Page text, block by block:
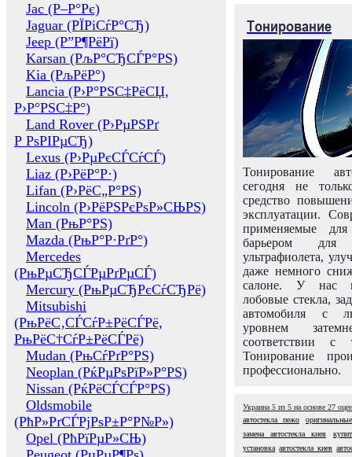
Jac (Р–Р°Рє)
Jaguar (РЇРіСѓР°СЂ)
Jeep (Р”Р¶РёРї)
Karsan (РљР°СЂСЃР°РЅ)
Kia (РљРёР°)
Lancia (Р›Р°РЅС‡РёСЏ,
Р›Р°РЅС‡Р°)
Land Rover (Р›РµРЅРґ
Р РѕРІРµСЂ)
Lexus (Р›РµРєСЃСѓСЃ)
Liaz (Р›РёР°Р·)
Lifan (Р›РёС„Р°РЅ)
Lincoln (Р›РёРЅРєРѕР»СЊРЅ)
Man (РњР°РЅ)
Mazda (РњР°Р·РґР°)
Mercedes
(РњРµСЂСЃРµРґРµСЃ)
Mercury (РњРµСЂРєСѓСЂРё)
Mitsubishi
(РњРёС‚СЃСѓР±РёСЃРё,
РњРёС†СѓР±РёСЃРё)
Mudan (РњСѓРґР°РЅ)
Neoplan (РќРµРѕРїР»Р°РЅ)
Nissan (РќРёСЃСЃР°РЅ)
Oldsmobile
(РћР»РґСЃРјРѕР±Р°Р№Р»)
Opel (РћРїРµР»СЊ)
Тонирование
Тонирование
сегодня не
средство
эксплуатации.
применяемые
барьером для
ультрафиолета,
даже немного
салоне. У нас
лобовые стекла,
автомобиля с
уровнем
соответствии с
Тонирование
профессионально.
Украина 5 из 5 на основе 27
автостекла пежо
замена автостекла киев
установка автостекла киев